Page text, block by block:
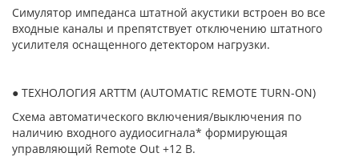
Симулятор импеданса штатной акустики встроен во все
входные каналы и препятствует отключению штатного
усилителя оснащенного детектором нагрузки.
● ТЕХНОЛОГИЯ ARTTM (AUTOMATIC REMOTE TURN-ON)
Схема автоматического включения/выключения по
наличию входного аудиосигнала* формирующая
управляющий Remote Out +12 B.